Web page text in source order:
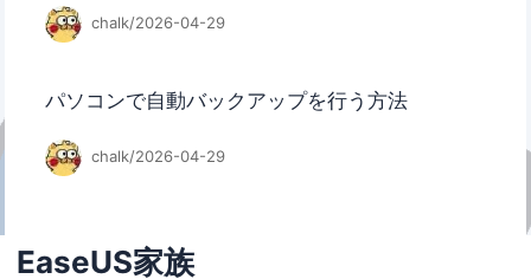
chalk/2026-04-29
パソコンで自動バックアップを行う方法
chalk/2026-04-29
EaseUS家族